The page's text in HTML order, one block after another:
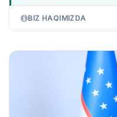
BIZ HAQIMIZDA